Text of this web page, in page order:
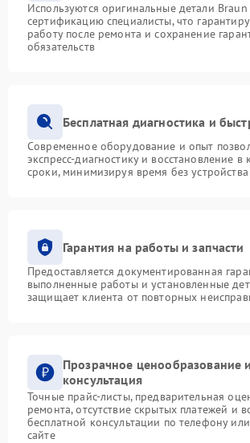
Используются оригинальные детали
сертификацию специалисты, что
работу после ремонта и сохранение
обязательств
Бесплатная диагностика и
Современное оборудование и опыт
экспресс-диагностику и восстановление в
сроки, минимизируя время без устройства
Гарантия на работы и запчасти
Предоставляется документированная
выполненные работы и установленные
защищает клиента от повторных
Прозрачное ценообразование
консультация
Точные прайс-листы, предварительная
ремонта, отсутствие скрытых платежей и
бесплатной консультации по телефону
сайте